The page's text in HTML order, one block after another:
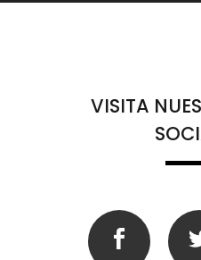
VISITA